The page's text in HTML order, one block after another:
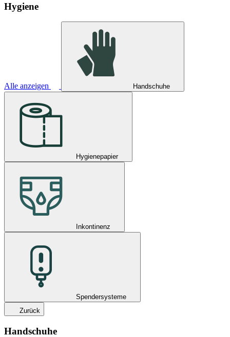
Hygiene
Alle anzeigen Handschuhe
Hygienepapier
Inkontinenz
Spendersysteme
Zurück
Handschuhe